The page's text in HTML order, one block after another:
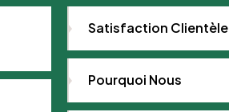
Satisfaction Clientèle
Pourquoi Nous